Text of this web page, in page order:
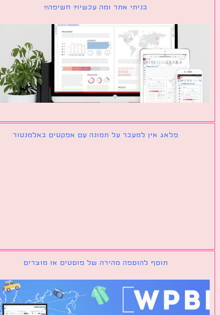
בניתי אתר ומה עכשיו? חשיפה!!
פלאג אין למעבר על תמונה עם אפקטים באלמנטור
תוסף להוספה מהירה של פוסטים או מוצרים